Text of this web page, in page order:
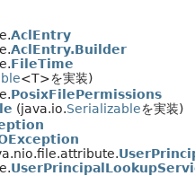
AclEntry
AclEntry.Builder
FileTime
<T>を実装)
PosixFilePermissions
(java.io.Serializableを実装)